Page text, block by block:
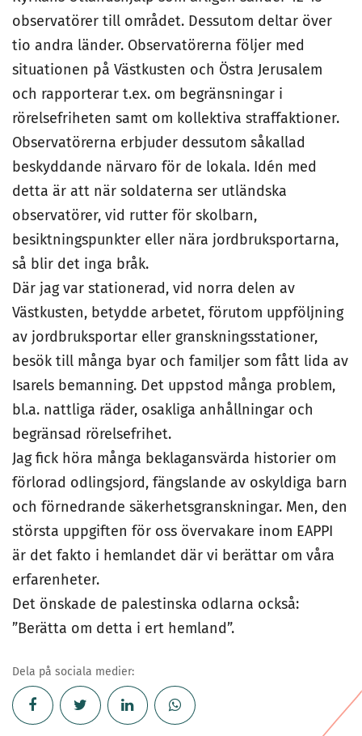
observatörer till området. Dessutom deltar över
tio andra länder. Observatörerna följer med
situationen på Västkusten och Östra Jerusalem
och rapporterar t.ex. om begränsningar i
rörelsefriheten samt om kollektiva straffaktioner.
Observatörerna erbjuder dessutom såkallad
beskyddande närvaro för de lokala. Idén med
detta är att när soldaterna ser utländska
observatörer, vid rutter för skolbarn,
besiktningspunkter eller nära jordbruksportarna,
så blir det inga bråk.
Där jag var stationerad, vid norra delen av
Västkusten, betydde arbetet, förutom uppföljning
av jordbruksportar eller granskningsstationer,
besök till många byar och familjer som fått lida av
Isarels bemanning. Det uppstod många problem,
bl.a. nattliga räder, osakliga anhållningar och
begränsad rörelsefrihet.
Jag fick höra många beklagansvärda historier om
förlorad odlingsjord, fängslande av oskyldiga barn
och förnedrande säkerhetsgranskningar. Men, den
största uppgiften för oss övervakare inom EAPPI
är det fakto i hemlandet där vi berättar om våra
erfarenheter.
Det önskade de palestinska odlarna också:
”Berätta om detta i ert hemland”.
Dela på sociala medier: